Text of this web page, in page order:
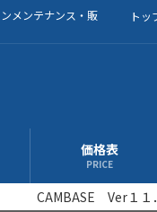
メンテナンス・販
トッ
価格表
PRICE
CAMBASE Ver１１